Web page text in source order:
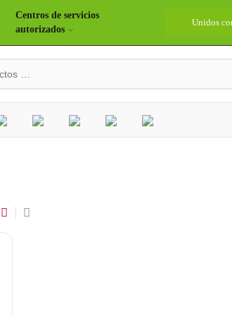
Centros de servicios
autorizados
Unidos